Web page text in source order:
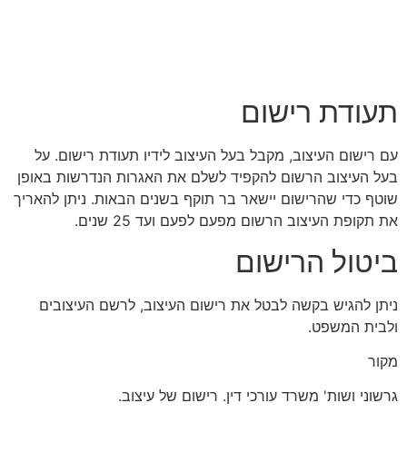
תעודת רישום
עם רישום העיצוב, מקבל בעל העיצוב לידיו תעודת רישום. על
בעל העיצוב הרשום להקפיד לשלם את האגרות הנדרשות באופן
שוטף כדי שהרישום יישאר בר תוקף בשנים הבאות. ניתן להאריך
את תקופת העיצוב הרשום מפעם לפעם ועד 25 שנים.
ביטול הרישום
ניתן להגיש בקשה לבטל את רישום העיצוב, לרשם העיצובים
ולבית המשפט.
מקור
גרשוני ושות' משרד עורכי דין. רישום של עיצוב.